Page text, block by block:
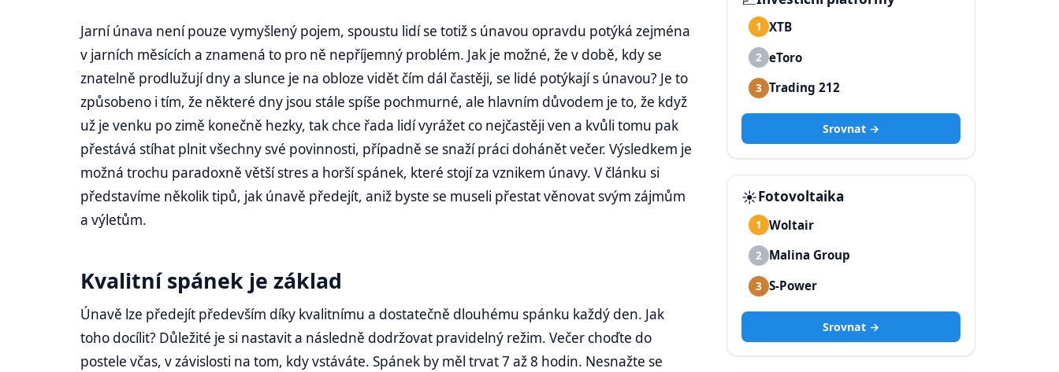
Jarní únava není pouze vymyšlený pojem, spoustu lidí se totiž s únavou opravdu potýká zejména
v jarních měsících a znamená to pro ně nepříjemný problém. Jak je možné, že v době, kdy se
znatelně prodlužují dny a slunce je na obloze vidět čím dál častěji, se lidé potýkají s únavou? Je to
způsobeno i tím, že některé dny jsou stále spíše pochmurné, ale hlavním důvodem je to, že když
už je venku po zimě konečně hezky, tak chce řada lidí vyrážet co nejčastěji ven a kvůli tomu pak
přestává stíhat plnit všechny své povinnosti, případně se snaží práci dohánět večer. Výsledkem je
možná trochu paradoxně větší stres a horší spánek, které stojí za vznikem únavy. V článku si
představíme několik tipů, jak únavě předejít, aniž byste se museli přestat věnovat svým zájmům
a výletům.
Kvalitní spánek je základ
Únavě lze předejít především díky kvalitnímu a dostatečně dlouhému spánku každý den. Jak
toho docílit? Důležité je si nastavit a následně dodržovat pravidelný režim. Večer choďte do
postele včas, v závislosti na tom, kdy vstáváte. Spánek by měl trvat 7 až 8 hodin. Nesnažte se
1 XTB
2 eToro
3 Trading 212
Srovnat →
☀️Fotovoltaika
1 Woltair
2 Malina Group
3 S-Power
Srovnat →